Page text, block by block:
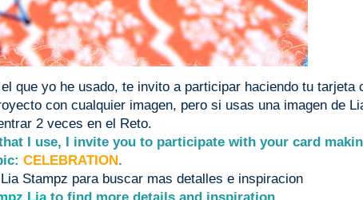
que yo he usado, te invito a participar haciendo tu tarjeta
con cualquier imagen, pero si usas una imagen de
2 veces en el Reto.
I use, I invite you to participate with your card
CELEBRATION.
Stampz para buscar mas detalles e inspiracion